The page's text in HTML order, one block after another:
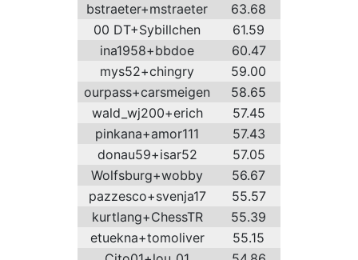
bstraeter+mstraeter
63.68
00 DT+Sybillchen
61.59
ina1958+bbdoe
60.47
mys52+chingry
59.00
ourpass+carsmeigen
58.65
wald_wj200+erich
57.45
pinkana+amor111
57.43
donau59+isar52
57.05
Wolfsburg+wobby
56.67
pazzesco+svenja17
55.57
kurtlang+ChessTR
55.39
etuekna+tomoliver
55.15